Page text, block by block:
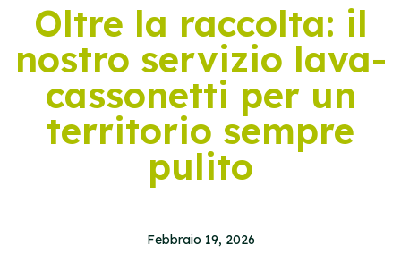
Oltre la raccolta: il
nostro servizio lava-
cassonetti per un
territorio sempre
pulito
Febbraio 19, 2026